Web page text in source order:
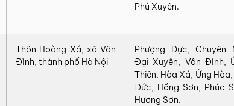
Phú Xuyên.
Thôn Hoàng Xá, xã Vân
Đình, thành phố Hà Nội
Phượng Dực, Chuyên
Đại Xuyên, Vân Đình,
Thiên, Hòa Xá, Ứng
Đức, Hồng Sơn, Phúc
Hương Sơn.